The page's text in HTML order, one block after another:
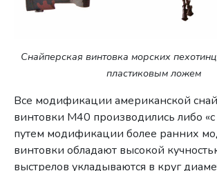
Снайперская винтовка морских
пластиковым ложем
Все модификации американской
винтовки M40 производились либо «с
путем модификации более ранних
винтовки обладают высокой
выстрелов укладываются в круг